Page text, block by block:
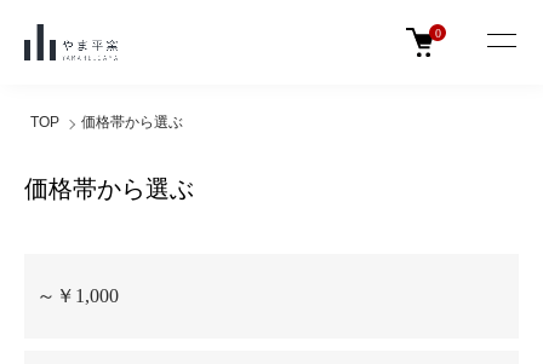
0
TOP 価格帯から選ぶ
価格帯から選ぶ
～￥1,000